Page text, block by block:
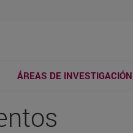
ÁREAS DE INVESTIGACIÓN